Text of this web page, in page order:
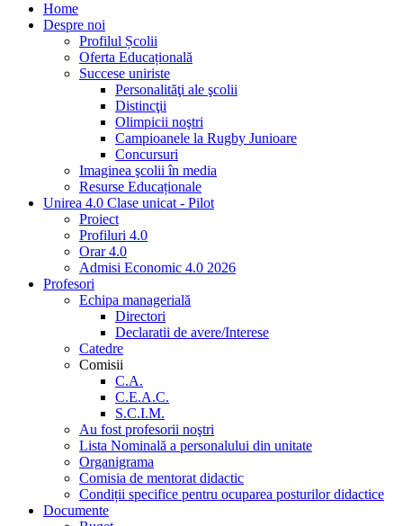
Home
Despre noi
Profilul Școlii
Oferta Educațională
Succese uniriste
Personalităţi ale şcolii
Distincţii
Olimpicii noştri
Campioanele la Rugby Junioare
Concursuri
Imaginea şcolii în media
Resurse Educaționale
Unirea 4.0 Clase unicat - Pilot
Proiect
Profiluri 4.0
Orar 4.0
Admisi Economic 4.0 2026
Profesori
Echipa managerială
Directori
Declaratii de avere/Interese
Catedre
Comisii
C.A.
C.E.A.C.
S.C.I.M.
Au fost profesorii noştri
Lista Nominală a personalului din unitate
Organigrama
Comisia de mentorat didactic
Condiții specifice pentru ocuparea posturilor didactice
Documente